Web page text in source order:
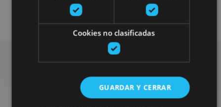
Busca más planes
Cookies no clasificadas
GUARDAR Y CERRAR